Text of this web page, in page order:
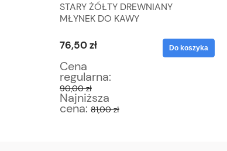
STARY ŻÓŁTY DREWNIANY
MŁYNEK DO KAWY
76,50 zł
Cena
regularna:
90,00 zł
Najniższa
cena: 81,00 zł
Do koszyka